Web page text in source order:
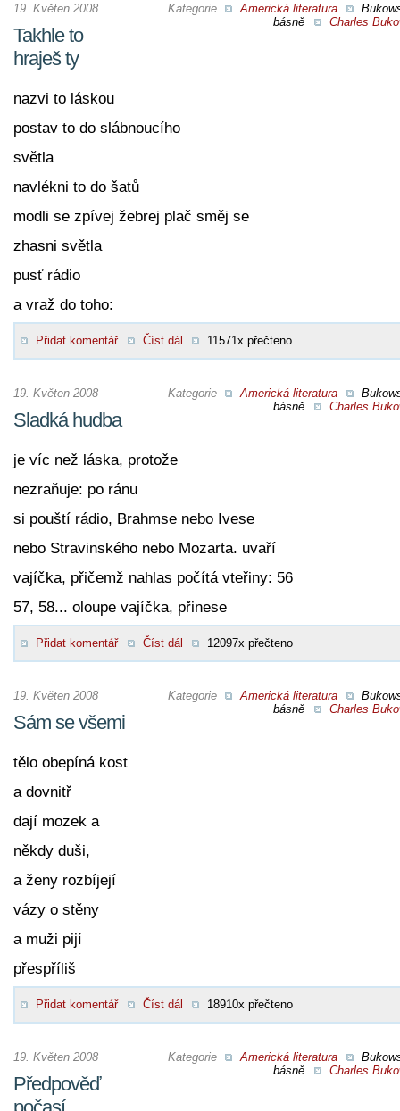
Kategorie Americká literatura
básně
Charles
19. Květen 2008
Takhle to
hraješ ty
nazvi to láskou
postav to do slábnoucího
světla
navlékni to do šatů
modli se zpívej žebrej plač směj se
zhasni světla
pusť rádio
a vraž do toho:
Přidat komentář Číst dál 11571x přečteno
Kategorie Americká literatura
básně
Charles
19. Květen 2008
Sladká hudba
je víc než láska, protože
nezraňuje: po ránu
si pouští rádio, Brahmse nebo Ivese
nebo Stravinského nebo Mozarta. uvaří
vajíčka, přičemž nahlas počítá vteřiny: 56
57, 58... oloupe vajíčka, přinese
Přidat komentář Číst dál 12097x přečteno
Kategorie Americká literatura
básně
Charles
19. Květen 2008
Sám se všemi
tělo obepíná kost
a dovnitř
dají mozek a
někdy duši,
a ženy rozbíjejí
vázy o stěny
a muži pijí
přespříliš
Přidat komentář Číst dál 18910x přečteno
Kategorie Americká literatura
básně
Charles
19. Květen 2008
Předpověď
počasí